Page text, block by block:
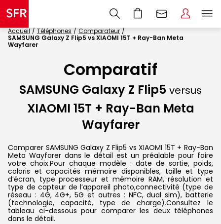
Accueil Téléphones
Comparateur
SAMSUNG Galaxy Z Flip5 vs XIAOMI 15T + Ray-Ban Meta
Wayfarer
Comparatif
SAMSUNG Galaxy Z Flip5 versus
XIAOMI 15T + Ray-Ban Meta
Wayfarer
Comparer SAMSUNG Galaxy Z Flip5 vs XIAOMI 15T + Ray-Ban
Meta Wayfarer dans le détail est un préalable pour faire
votre choix.Pour chaque modèle : date de sortie, poids,
coloris et capacités mémoire disponibles, taille et type
d’écran, type processeur et mémoire RAM, résolution et
type de capteur de l’appareil photo,connectivité (type de
réseau : 4G, 4G+, 5G et autres : NFC, dual sim), batterie
(technologie, capacité, type de charge).Consultez le
tableau ci-dessous pour comparer les deux téléphones
dans le détail.